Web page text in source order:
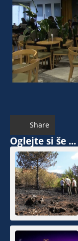
Share
Oglejte si še ...